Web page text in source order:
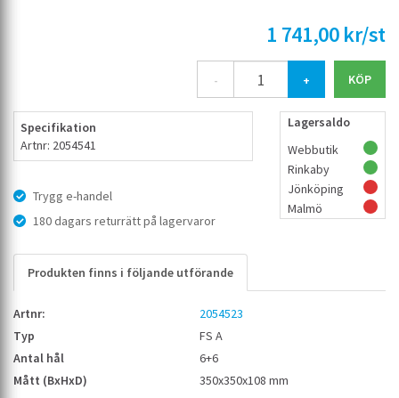
1 741,00 kr/st
- +
Specifikation
Artnr: 2054541
Trygg e-handel
180 dagars returrätt på lagervaror
Lagersaldo
Webbutik
Rinkaby
Jönköping
Malmö
Produkten finns i följande utförande
2054523
FS A
6+6
350x350x108 mm